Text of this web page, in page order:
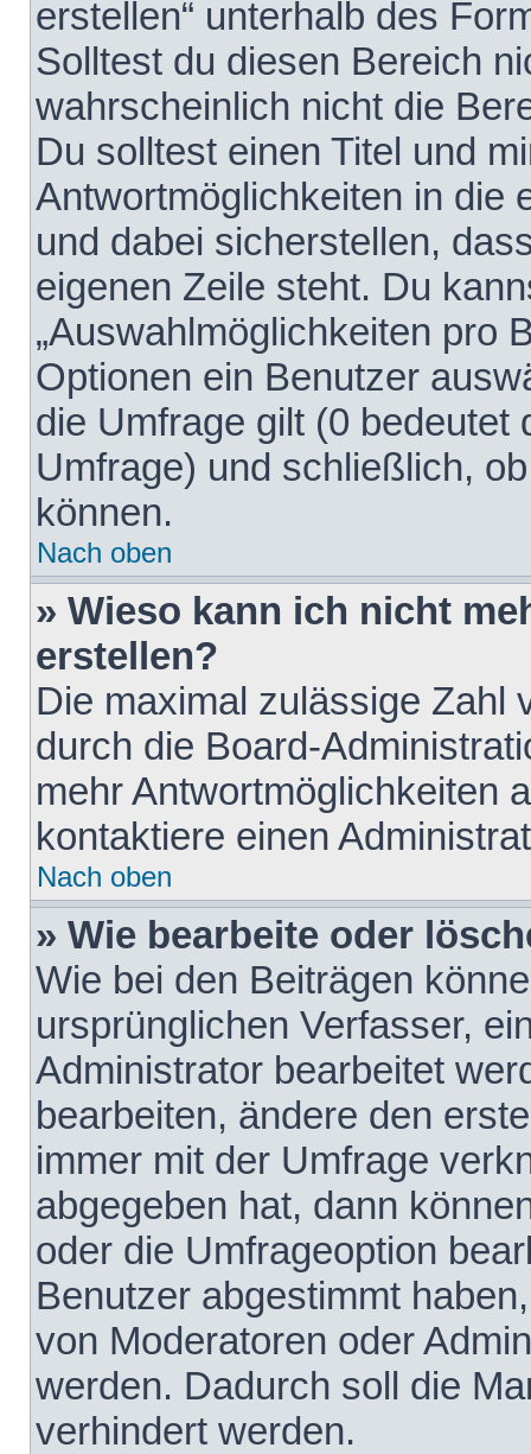
erstellen“ unterhalb des
Solltest du diesen Bereich
wahrscheinlich nicht die
Du solltest einen Titel und
Antwortmöglichkeiten in die
und dabei sicherstellen,
eigenen Zeile steht. Du
„Auswahlmöglichkeiten pro
Optionen ein Benutzer
die Umfrage gilt (0 bedeutet
Umfrage) und schließlich,
können.
Nach oben
» Wieso kann ich nicht
erstellen?
Die maximal zulässige Zahl
durch die Board-
mehr Antwortmöglichkeiten
kontaktiere einen
Nach oben
» Wie bearbeite oder
Wie bei den Beiträgen
ursprünglichen Verfasser,
Administrator bearbeitet
bearbeiten, ändere den
immer mit der Umfrage
abgegeben hat, dann
oder die Umfrageoption
Benutzer abgestimmt
von Moderatoren oder
werden. Dadurch soll die
verhindert werden.